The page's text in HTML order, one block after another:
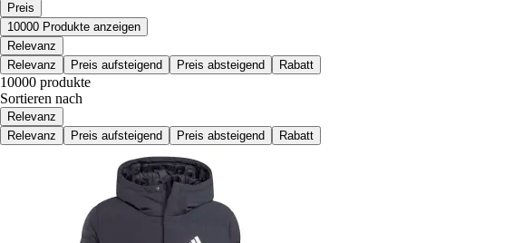
Preis
10000 Produkte anzeigen
Relevanz
Relevanz
Preis aufsteigend Preis absteigend Rabatt
10000 produkte
Sortieren nach
Relevanz
Relevanz
Preis aufsteigend Preis absteigend Rabatt